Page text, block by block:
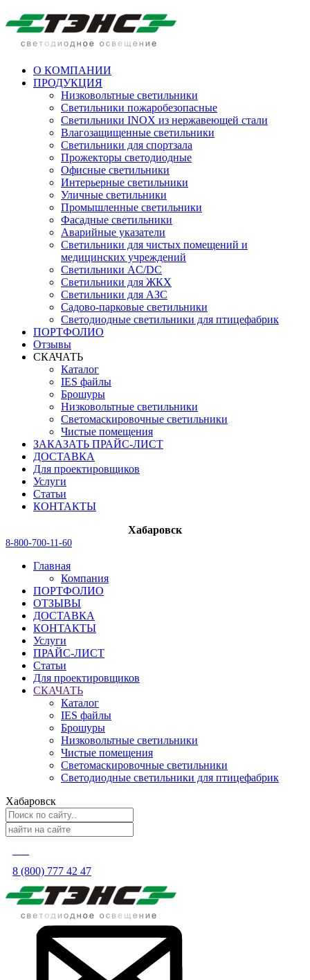
О КОМПАНИИ
ПРОДУКЦИЯ
Низковольтные светильники
Cветильники пожаробезопасные
Светильники INOX из нержавеющей стали
Влагозащищенные светильники
Светильники для спортзала
Прожекторы светодиодные
Офисные светильники
Интерьерные светильники
Уличные светильники
Промышленные светильники
Фасадные светильники
Аварийные указатели
Светильники для чистых помещений и
медицинских учреждений
Светильники AC/DC
Светильники для ЖКХ
Светильники для АЗС
Садово-парковые светильники
Светодиодные светильники для птицефабрик
ПОРТФОЛИО
Отзывы
СКАЧАТЬ
Каталог
IES файлы
Брошуры
Низковольтные светильники
Светомаскировочные светильники
Чистые помещения
ЗАКАЗАТЬ ПРАЙС-ЛИСТ
ДОСТАВКА
Для проектировщиков
Услуги
Статьи
КОНТАКТЫ
Хабаровск
8-800-700-11-60
Главная
Компания
ПОРТФОЛИО
ОТЗЫВЫ
ДОСТАВКА
КОНТАКТЫ
Услуги
ПРАЙС-ЛИСТ
Статьи
Для проектировщиков
СКАЧАТЬ
Каталог
IES файлы
Брошуры
Низковольтные светильники
Чистые помещения
Светомаскировочные светильники
Светодиодные светильники для птицефабрик
Хабаровск
8 (800) 777 42 47